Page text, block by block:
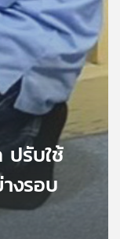
ปรับใช้
งรอบ